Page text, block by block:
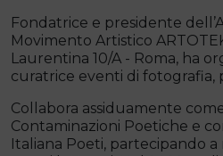
Fondatrice e presidente
Movimento Artistico
Laurentina 10/A - Roma, ha
curatrice eventi di fotografia,
Collabora assiduamente
Contaminazioni Poetiche e
Italiana Poeti, partecipando